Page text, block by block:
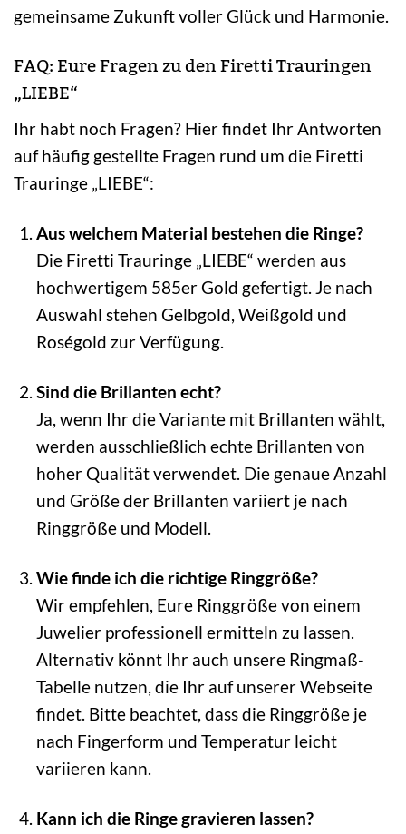
gemeinsame Zukunft voller Glück und Harmonie.
FAQ: Eure Fragen zu den Firetti Trauringen
„LIEBE“
Ihr habt noch Fragen? Hier findet Ihr Antworten
auf häufig gestellte Fragen rund um die Firetti
Trauringe „LIEBE“:
Aus welchem Material bestehen die Ringe?
Die Firetti Trauringe „LIEBE“ werden aus
hochwertigem 585er Gold gefertigt. Je nach
Auswahl stehen Gelbgold, Weißgold und
Roségold zur Verfügung.
Sind die Brillanten echt?
Ja, wenn Ihr die Variante mit Brillanten wählt,
werden ausschließlich echte Brillanten von
hoher Qualität verwendet. Die genaue Anzahl
und Größe der Brillanten variiert je nach
Ringgröße und Modell.
Wie finde ich die richtige Ringgröße?
Wir empfehlen, Eure Ringgröße von einem
Juwelier professionell ermitteln zu lassen.
Alternativ könnt Ihr auch unsere Ringmaß-
Tabelle nutzen, die Ihr auf unserer Webseite
findet. Bitte beachtet, dass die Ringgröße je
nach Fingerform und Temperatur leicht
variieren kann.
Kann ich die Ringe gravieren lassen?